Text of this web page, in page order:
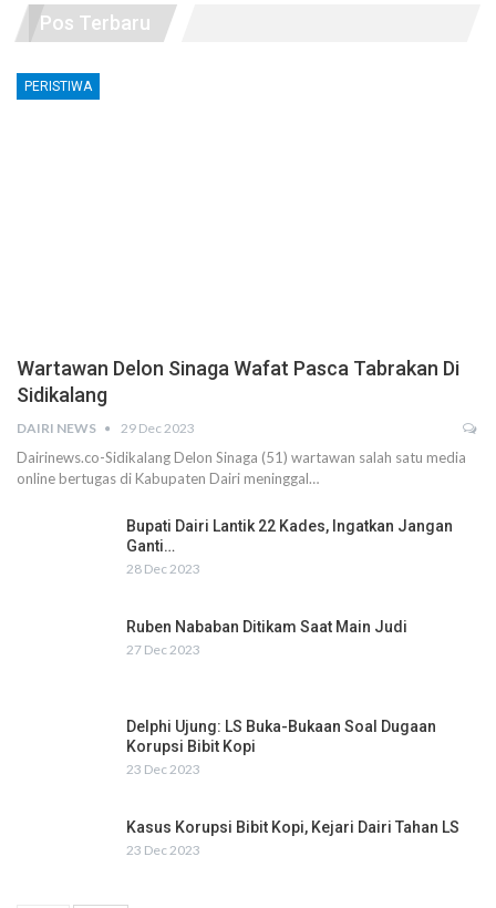
Pos Terbaru
PERISTIWA
Wartawan Delon Sinaga Wafat Pasca Tabrakan Di
Sidikalang
DAIRI NEWS 29 Dec 2023
Dairinews.co-Sidikalang Delon Sinaga (51) wartawan salah satu media
online bertugas di Kabupaten Dairi meninggal…
Bupati Dairi Lantik 22 Kades, Ingatkan Jangan
Ganti…
28 Dec 2023
Ruben Nababan Ditikam Saat Main Judi
27 Dec 2023
Delphi Ujung: LS Buka-Bukaan Soal Dugaan
Korupsi Bibit Kopi
23 Dec 2023
Kasus Korupsi Bibit Kopi, Kejari Dairi Tahan LS
23 Dec 2023